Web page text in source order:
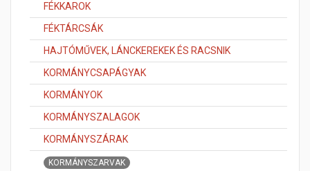
FÉKKAROK
FÉKTÁRCSÁK
HAJTÓMŰVEK, LÁNCKEREKEK ÉS RACSNIK
KORMÁNYCSAPÁGYAK
KORMÁNYOK
KORMÁNYSZALAGOK
KORMÁNYSZÁRAK
KORMÁNYSZARVAK